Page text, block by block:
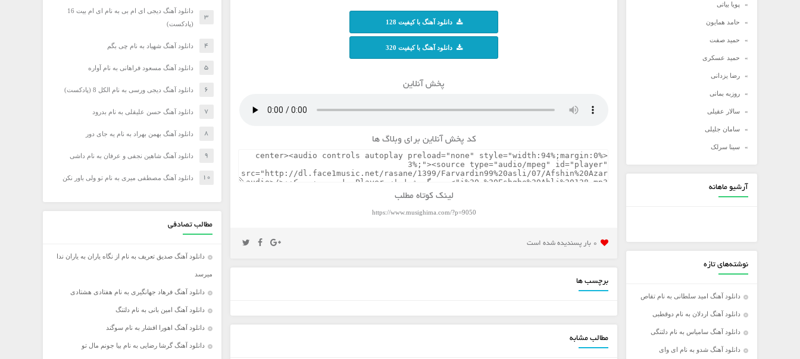
پویا بیاتی
حامد همایون
حمید صفت
حمید عسکری
رضا یزدانی
روزبه بمانی
سالار عقیلی
سامان جلیلی
سینا سرلک
شادمهر عقیلی
آرشیو ماهانه
نوشته‌های تازه
دانلود آهنگ امید سلطانی به نام تقاص
دانلود آهنگ اردلان به نام دوقطبی
دانلود آهنگ سامیاس به نام دلتنگی
دانلود آهنگ شدو به نام ای وای
دانلود آهنگ با کیفیت 128
دانلود آهنگ با کیفیت 320
پخش آنلاین
کد پخش آنلاین برای وبلاگ ها
لینک کوتاه مطلب
https://www.musighima.com/?p=9050
0 بار پسنديده شده است
برچسب ها
مطالب مشابه
دانلود آهنگ دیجی ای ام بی به نام ای ام بیت 16
(پادکست)
دانلود آهنگ شهیاد به نام چی بگم
دانلود آهنگ مسعود فراهانی به نام آواره
دانلود آهنگ دیجی ورسی به نام الکل 8 (پادکست)
دانلود آهنگ حسن علیقلی به نام بدرود
دانلود آهنگ بهمن بهراد به نام یه جای دور
دانلود آهنگ شاهین نجفی و عرفان به نام داشی
دانلود آهنگ مصطفی میری به نام تو ولی باور نکن
مطالب تصادفی
دانلود آهنگ صدیق تعریف به نام از نگاه یاران به یاران ندا
میرسد
دانلود آهنگ فرهاد جهانگیری به نام هفتادی هشتادی
دانلود آهنگ امین بانی به نام دلتنگ
دانلود آهنگ اهورا افشار به نام سوگند
دانلود آهنگ گرشا رضایی به نام بیا جونم مال تو